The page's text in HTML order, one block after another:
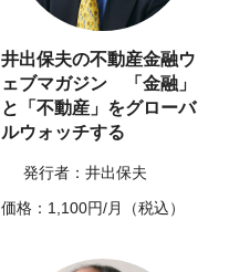
井出保夫の不動産金融ウ
ェブマガジン 「金融」
と「不動産」をグローバ
ルウォッチする
発行者：井出保夫
価格：1,100円/月（税込）